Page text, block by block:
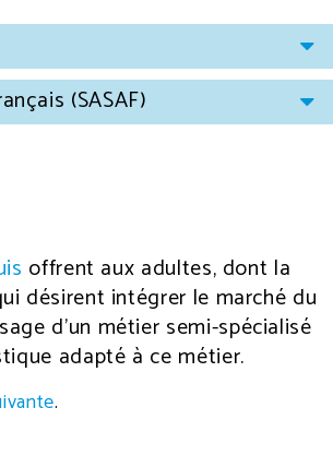
(SASAF)
offrent aux adultes, dont la
désirent intégrer le marché du
d’un métier semi-spécialisé
adapté à ce métier.
.